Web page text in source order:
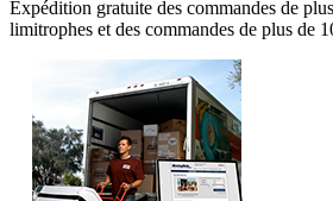
Expédition gratuite des commandes de
limitrophes et des commandes de plus de